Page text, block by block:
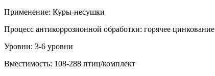
Применение: Куры-несушки
Процесс антикоррозионной обработки: горячее цинкование
Уровни: 3-6 уровни
Вместимость: 108-288 птиц/комплект